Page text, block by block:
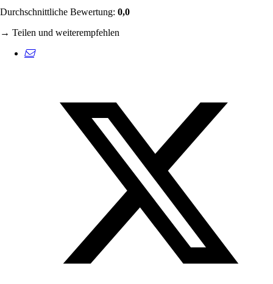
Durchschnittliche Bewertung: 0,0
→ Teilen und weiterempfehlen